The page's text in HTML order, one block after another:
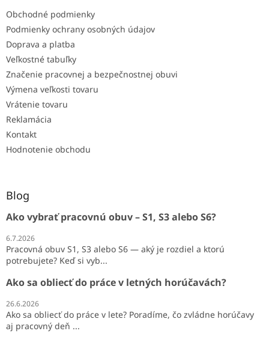
Obchodné podmienky
Podmienky ochrany osobných údajov
Doprava a platba
Veľkostné tabuľky
Značenie pracovnej a bezpečnostnej obuvi
Výmena veľkosti tovaru
Vrátenie tovaru
Reklamácia
Kontakt
Hodnotenie obchodu
Blog
Ako vybrať pracovnú obuv – S1, S3 alebo S6?
6.7.2026
Pracovná obuv S1, S3 alebo S6 — aký je rozdiel a ktorú
potrebujete? Keď si vyb...
Ako sa obliecť do práce v letných horúčavách?
26.6.2026
Ako sa obliecť do práce v lete? Poradíme, čo zvládne horúčavy
aj pracovný deň ...